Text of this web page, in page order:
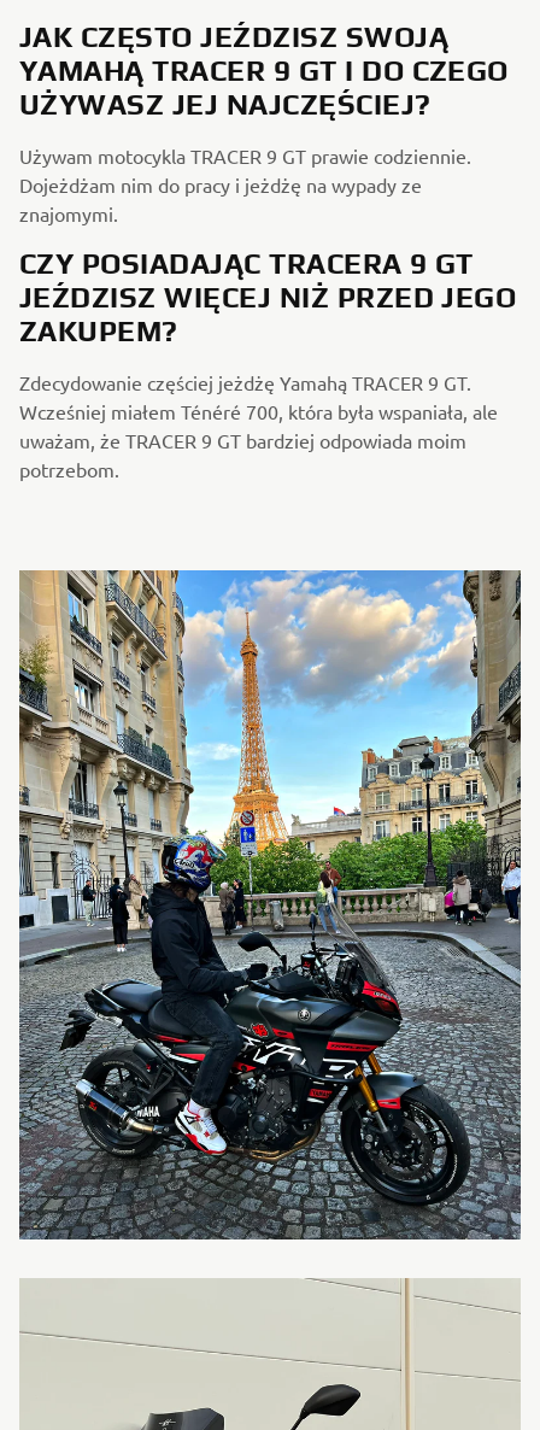
JAK CZĘSTO JEŹDZISZ SWOJĄ
YAMAHĄ TRACER 9 GT I DO CZEGO
UŻYWASZ JEJ NAJCZĘŚCIEJ?
Używam motocykla TRACER 9 GT prawie codziennie.
Dojeżdżam nim do pracy i jeżdżę na wypady ze
znajomymi.
CZY POSIADAJĄC TRACERA 9 GT
JEŹDZISZ WIĘCEJ NIŻ PRZED JEGO
ZAKUPEM?
Zdecydowanie częściej jeżdżę Yamahą TRACER 9 GT.
Wcześniej miałem Ténéré 700, która była wspaniała, ale
uważam, że TRACER 9 GT bardziej odpowiada moim
potrzebom.